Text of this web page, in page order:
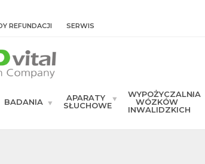
REFUNDACJI SERWIS
BADANIA
APARATY
SŁUCHOWE
WYPOŻYCZALNIA
WÓZKÓW
INWALIDZKICH